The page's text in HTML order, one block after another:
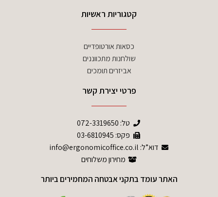
קטגוריות ראשיות
כסאות אורטופדיים
שולחנות מתכווננים
אביזרים תומכים
פרטי יצירת קשר
טל: 072-3319650
פקס: 03-6810945
דוא”ל: info@ergonomicoffice.co.il
מחירון משלוחים
האתר עומד בתקני אבטחה המחמירים ביותר